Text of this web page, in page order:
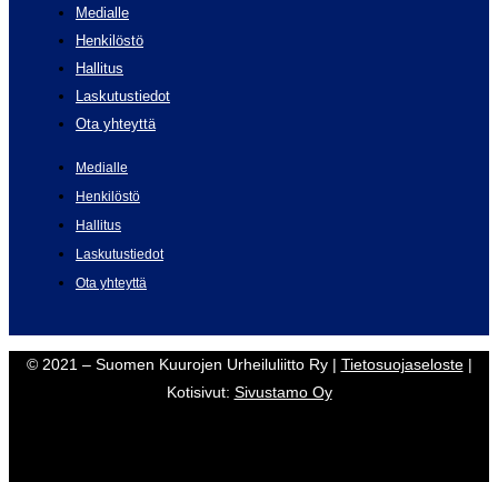
Medialle
Henkilöstö
Hallitus
Laskutustiedot
Ota yhteyttä
Medialle
Henkilöstö
Hallitus
Laskutustiedot
Ota yhteyttä
© 2021 – Suomen Kuurojen Urheiluliitto Ry | Tietosuojaseloste|
Kotisivut: Sivustamo Oy